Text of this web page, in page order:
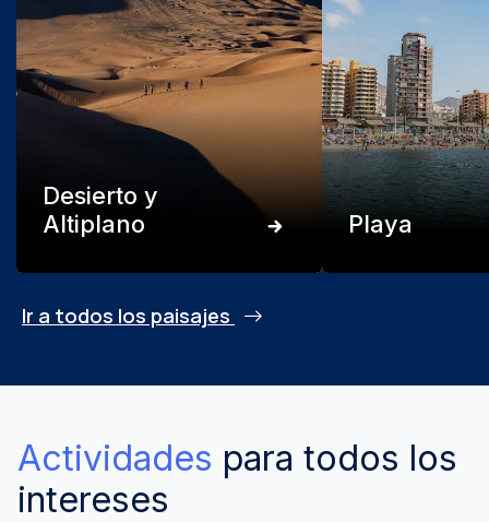
Desierto y
Altiplano
Playa
Ir a todos los paisajes
Actividades para todos los
intereses